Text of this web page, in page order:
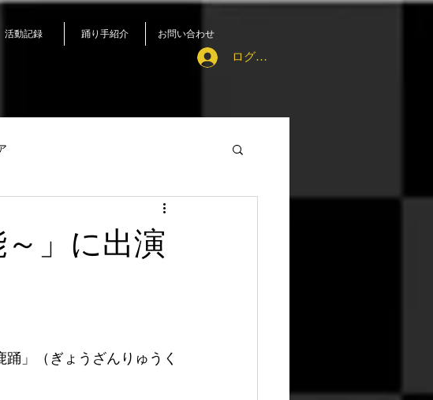
活動記録 踊り手紹介 お問い合わせ
ログイン
～」に出演
」（ぎょうざんりゅうく